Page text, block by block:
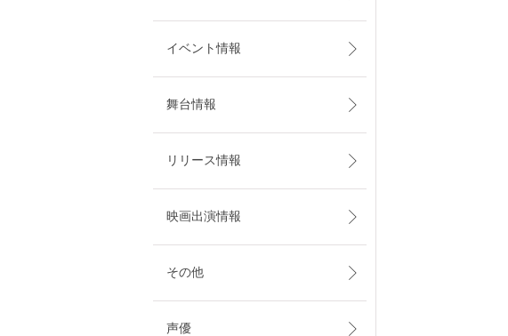
イベント情報
舞台情報
リリース情報
映画出演情報
その他
声優